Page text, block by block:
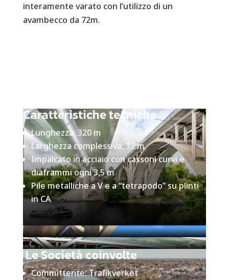
interamente varato con l’utilizzo di un
avambecco da 72m.
Caratteristiche tecniche
Lunghezza: 320 m
Larghezza complessiva: 32 m
Impalcato in acciaio con cassoni curvi e
diaframmi ogni 3,5 m
Pile metalliche a V e a “tetrapodo” su plinti
in CA
Le Società coinvolte
Committente: Trafikverket